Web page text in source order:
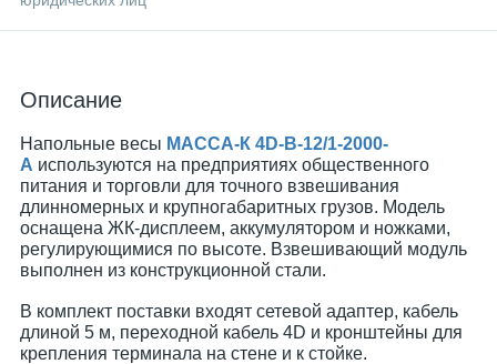
Описание
Напольные весы МАССА-К 4D-B-12/1-2000-
A используются на предприятиях общественного
питания и торговли для точного взвешивания
длинномерных и крупногабаритных грузов. Модель
оснащена ЖК-дисплеем, аккумулятором и ножками,
регулирующимися по высоте. Взвешивающий модуль
выполнен из конструкционной стали.
В комплект поставки входят сетевой адаптер, кабель
длиной 5 м, переходной кабель 4D и кронштейны для
крепления терминала на стене и к стойке.